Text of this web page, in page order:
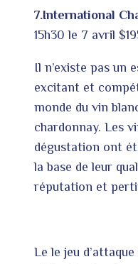
7.International
15h30 le 7 avril
Il n’existe pas un
excitant et
monde du vin
chardonnay. Les
dégustation ont
la base de leur
réputation et
Lelejeu d’attaque